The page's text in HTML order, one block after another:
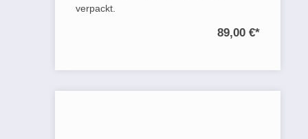
verpackt.
89,00 €*